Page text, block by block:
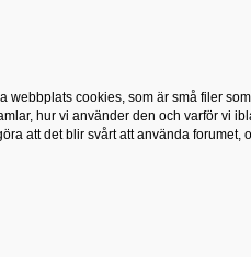
cookies, som är små filer
hur vi använder den och varför vi
att det blir svårt att använda forumet,